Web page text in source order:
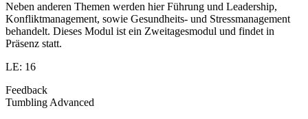
Neben anderen Themen werden hier Führung und Leadership,
Konfliktmanagement, sowie Gesundheits- und Stressmanagement
behandelt. Dieses Modul ist ein Zweitagesmodul und findet in
Präsenz statt.
LE: 16
Feedback
Tumbling Advanced